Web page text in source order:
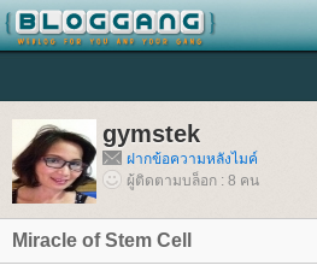
gymstek
ฝากข้อความหลังไมค์
ผู้ติดตามบล็อก : 8 คน
Miracle of Stem Cell